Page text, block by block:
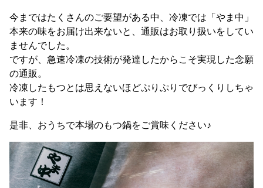
今まではたくさんのご要望がある中、冷凍では「やま中」
本来の味をお届け出来ないと、通販はお取り扱いをしてい
ませんでした。
ですが、急速冷凍の技術が発達したからこそ実現した念願
の通販。
冷凍したもつとは思えないほどぷりぷりでびっくりしちゃ
います！
是非、おうちで本場のもつ鍋をご賞味ください♪